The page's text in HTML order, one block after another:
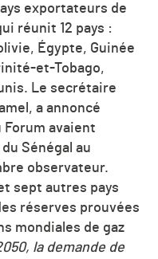
exportateurs de
réunit 12 pays :
Égypte, Guinée
et-Tobago,
Le secrétaire
a annoncé
avaient
Sénégal au
observateur.
sept autres pays
réserves prouvées
mondiales de gaz
la demande de